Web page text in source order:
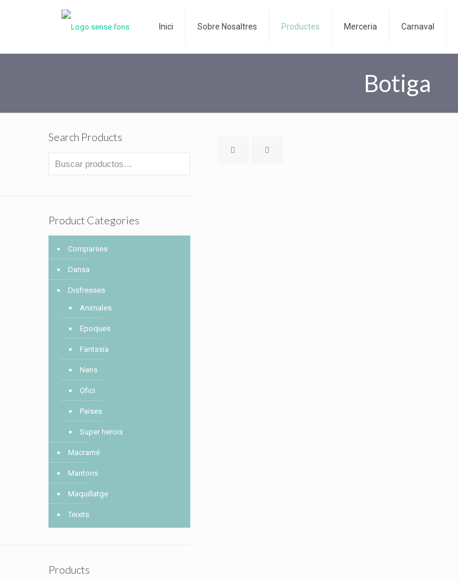
Inici Sobre Nosaltres Productes Merceria Carnaval
Botiga
Search Products
Product Categories
Comparses
Dansa
Disfresses
Animales
Epoques
Fantasia
Nens
Ofici
Paises
Super herois
Macramé
Mantons
Maquillatge
Teixits
Products